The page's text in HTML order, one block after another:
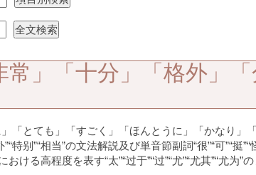
」「十分」「格外」「
「とても」「すごく」「ほんとうに」「かなり」
特别”“相当”の文法解説及び単音節副詞“很”“可”“挺”“
おける高程度を表す“太”“过于”“过”“尤”“尤其”“尤为”の